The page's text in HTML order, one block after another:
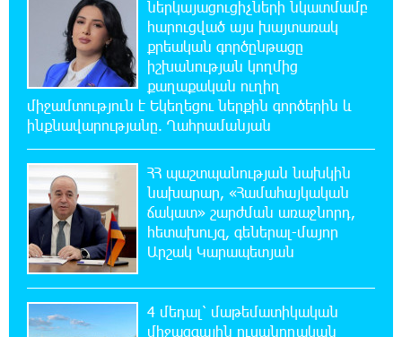
Ավտովթար՝ Կոտայքի մարզում. Զովունի-
Եղվարդ ճանապարհին բախվել են «Alfa
Romeo»-ն և «Opel»-ը. կա վիրավոր
20:08:02 6-08-2026
Արժևորվում է Շիրակի երգիծական
բանահյուսությունը
19:42:39 6-08-2026
Վրաստանում պետական ​​պաշտոնյային
կաշառելու փորձի համար քաղաքացի է
ձերբակալվել
19:25:15 6-08-2026
ՌԴ-ն պատրաստ է շարունակել Հայաստանի
երկաթուղիների կոնցեսիոն կառավարումը.
ներկայացուցիչների նկատմամբ
հարուցված այս խայտառակ
քրեական գործընթացը
իշխանության կողմից
քաղաքական ուղիղ
միջամտություն է Եկեղեցու ներքին գործերին և
ինքնավարությանը. Ղահրամանյան
ՀՀ պաշտպանության նախկին
նախարար, «Համահայկական
ճակատ» շարժման առաջնորդ,
հետախույզ, գեներալ-մայոր
Արշակ Կարապետյան
4 մեդալ՝ մաթեմատիկական
միջազգային ուսանողական